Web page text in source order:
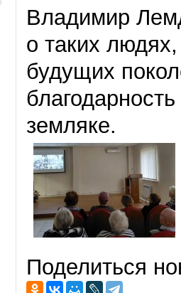
Владимир
о таких
будущих
земляке.
Поделиться